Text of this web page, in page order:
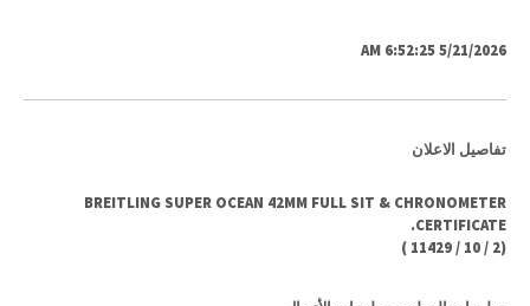
5/21/2026 6:52:25 AM
تفاصيل الاعلان
BREITLING SUPER OCEAN 42MM FULL SIT & CHRONOMETER
CERTIFICATE.
(
2
/
10
/
11429
)